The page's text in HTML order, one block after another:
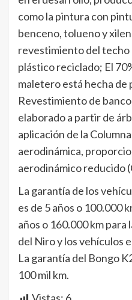
como la pintura con
benceno, tolueno y
revestimiento del techo
plástico reciclado; El
maletero está hecha de
Revestimiento de
elaborado a partir de
aplicación de la
aerodinámica,
aerodinámico reducido
La garantía de los
es de 5 años o 100.000
años o 160.000 km
del Niro y los vehículos
La garantía del Bongo
100 mil km.